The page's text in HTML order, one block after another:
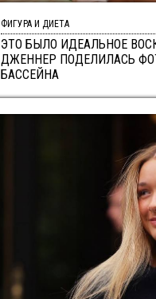
ЭТО БЫЛО ИДЕАЛЬНОЕ
ДЖЕННЕР ПОДЕЛИЛАСЬ
БАССЕЙНА
ФИГУРА И ДИЕТА